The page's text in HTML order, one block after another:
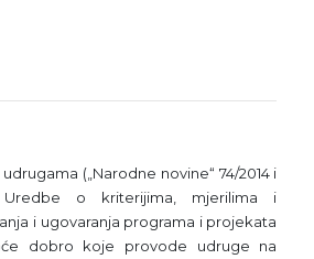
(„Narodne novine“ 74/2014 i
Uredbe o kriterijima, mjerilima i
i ugovaranja programa i projekata
dobro koje provode udruge na